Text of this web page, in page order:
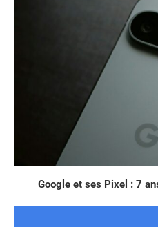
Google et ses Pixel : 7